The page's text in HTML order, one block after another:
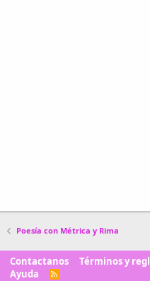
Poesía con Métrica y Rima
Contactanos Términos y
Ayuda
R